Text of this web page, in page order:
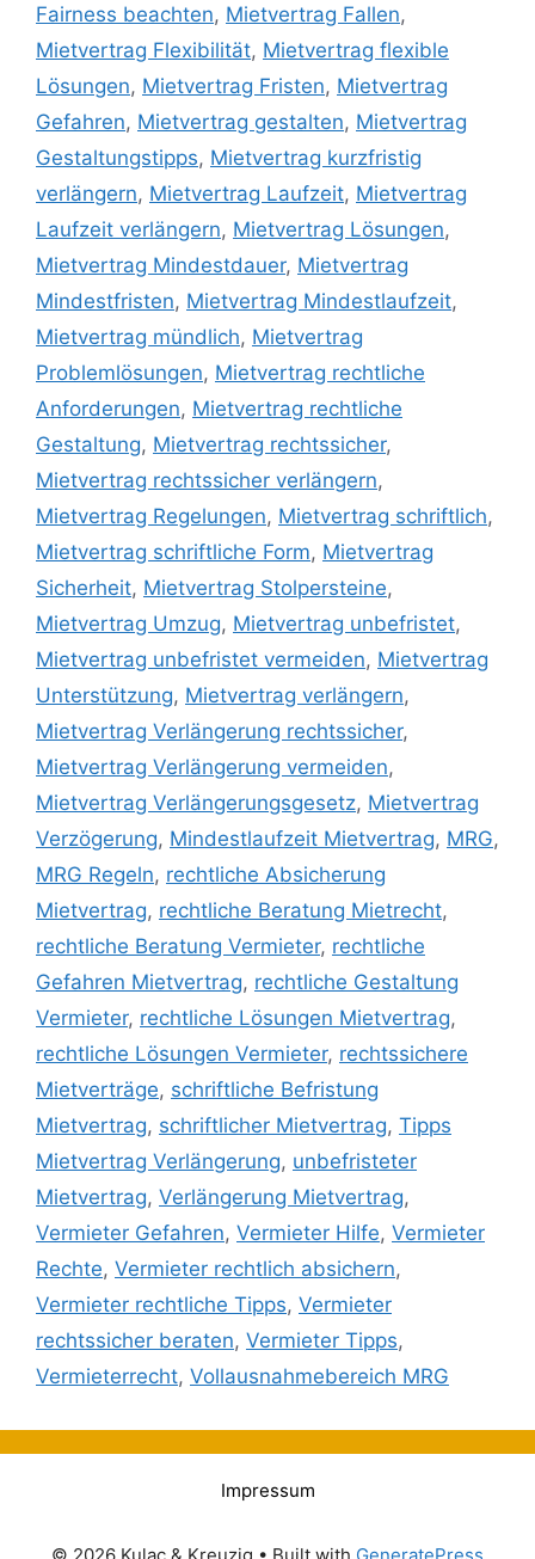
Fairness beachten, Mietvertrag Fallen,
Mietvertrag Flexibilität, Mietvertrag flexible
Lösungen, Mietvertrag Fristen, Mietvertrag
Gefahren, Mietvertrag gestalten, Mietvertrag
Gestaltungstipps, Mietvertrag kurzfristig
verlängern, Mietvertrag Laufzeit, Mietvertrag
Laufzeit verlängern, Mietvertrag Lösungen,
Mietvertrag Mindestdauer, Mietvertrag
Mindestfristen, Mietvertrag Mindestlaufzeit,
Mietvertrag mündlich, Mietvertrag
Problemlösungen, Mietvertrag rechtliche
Anforderungen, Mietvertrag rechtliche
Gestaltung, Mietvertrag rechtssicher,
Mietvertrag rechtssicher verlängern,
Mietvertrag Regelungen, Mietvertrag schriftlich,
Mietvertrag schriftliche Form, Mietvertrag
Sicherheit, Mietvertrag Stolpersteine,
Mietvertrag Umzug, Mietvertrag unbefristet,
Mietvertrag unbefristet vermeiden, Mietvertrag
Unterstützung, Mietvertrag verlängern,
Mietvertrag Verlängerung rechtssicher,
Mietvertrag Verlängerung vermeiden,
Mietvertrag Verlängerungsgesetz, Mietvertrag
Verzögerung, Mindestlaufzeit Mietvertrag, MRG,
MRG Regeln, rechtliche Absicherung
Mietvertrag, rechtliche Beratung Mietrecht,
rechtliche Beratung Vermieter, rechtliche
Gefahren Mietvertrag, rechtliche Gestaltung
Vermieter, rechtliche Lösungen Mietvertrag,
rechtliche Lösungen Vermieter, rechtssichere
Mietverträge, schriftliche Befristung
Mietvertrag, schriftlicher Mietvertrag, Tipps
Mietvertrag Verlängerung, unbefristeter
Mietvertrag, Verlängerung Mietvertrag,
Vermieter Gefahren, Vermieter Hilfe, Vermieter
Rechte, Vermieter rechtlich absichern,
Vermieter rechtliche Tipps, Vermieter
rechtssicher beraten, Vermieter Tipps,
Vermieterrecht, Vollausnahmebereich MRG
Impressum